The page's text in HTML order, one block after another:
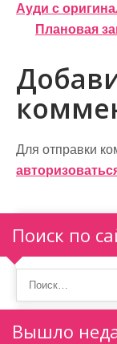
по
Ауди с
Плановая
Для отправки
Поиск по
Вышло